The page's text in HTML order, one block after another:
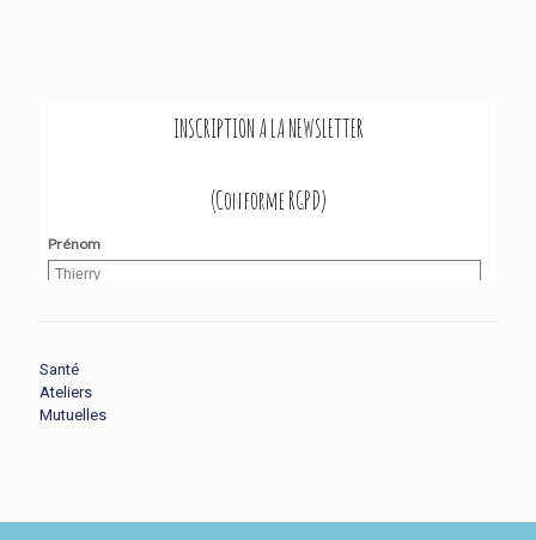
Santé
Ateliers
Mutuelles